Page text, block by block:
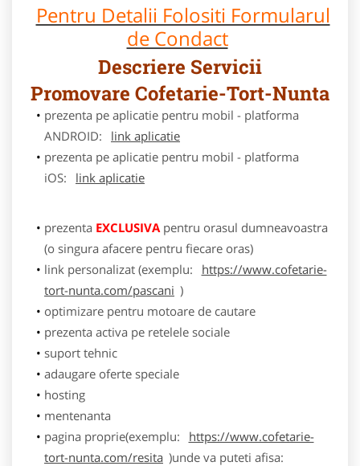
Pentru Detalii Folositi Formularul
de Condact
Descriere Servicii
Promovare Cofetarie-Tort-Nunta
prezenta pe aplicatie pentru mobil - platforma
ANDROID:
link aplicatie
prezenta pe aplicatie pentru mobil - platforma
iOS:
link aplicatie
prezenta EXCLUSIVApentru orasul dumneavoastra
(o singura afacere pentru fiecare oras)
link personalizat (exemplu:
https://www.cofetarie-
tort-nunta.com/pascani )
optimizare pentru motoare de cautare
prezenta activa pe retelele sociale
suport tehnic
adaugare oferte speciale
hosting
mentenanta
pagina proprie(exemplu:
https://www.cofetarie-
tort-nunta.com/resita )unde va puteti afisa: